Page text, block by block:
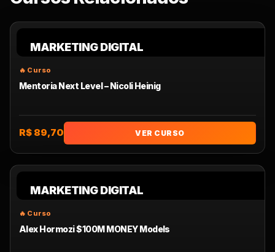
MARKETING DIGITAL
Mentoria Next Level – Nicoli Heinig
R$ 89,70 VER CURSO
MARKETING DIGITAL
Alex Hormozi $100M MONEY Models